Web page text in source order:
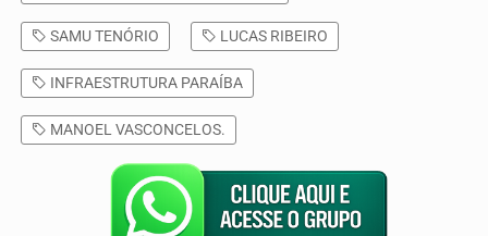
SAMU TENÓRIO LUCAS RIBEIRO
INFRAESTRUTURA PARAÍBA
MANOEL VASCONCELOS.